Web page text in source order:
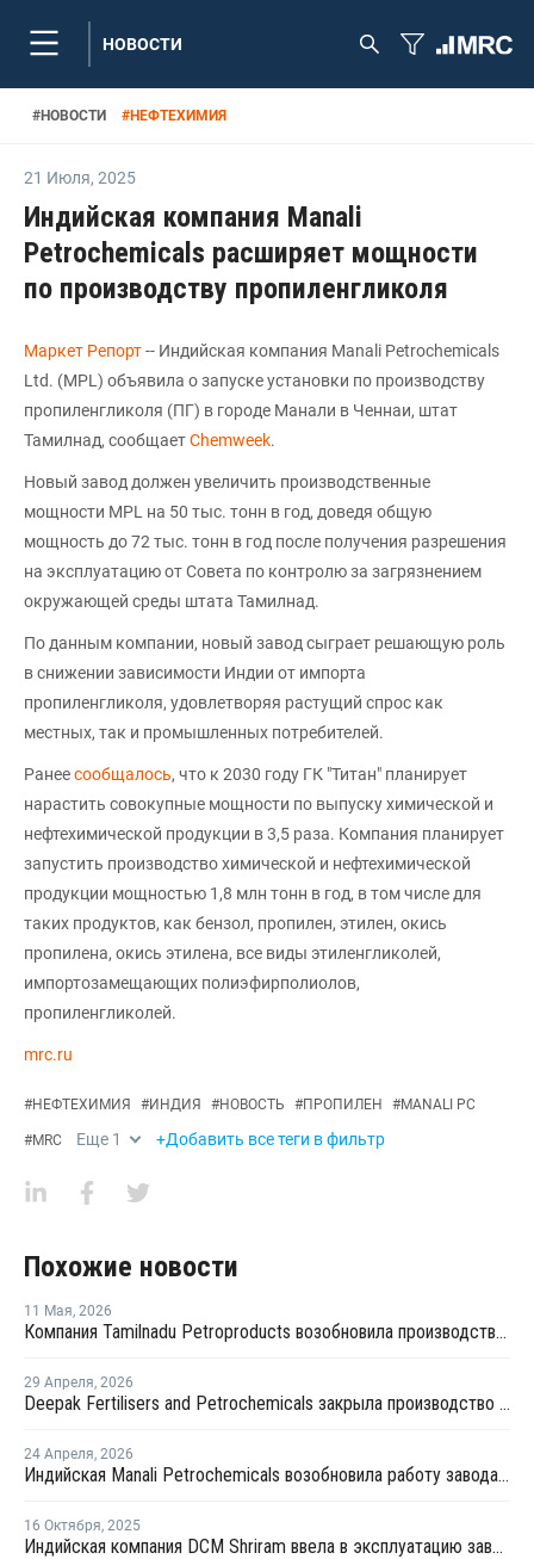
НОВОСТИ
#НОВОСТИ #НЕФТЕХИМИЯ
21 Июля, 2025
Индийская компания Manali
Petrochemicals расширяет мощности
по производству пропиленгликоля
Маркет Репорт-- Индийская компания Manali Petrochemicals
Ltd. (MPL) объявила о запуске установки по производству
пропиленгликоля (ПГ) в городе Манали в Ченнаи, штат
Тамилнад, сообщаетChemweek.
Новый завод должен увеличить производственные
мощности MPL на 50 тыс. тонн в год, доведя общую
мощность до 72 тыс. тонн в год после получения разрешения
на эксплуатацию от Совета по контролю за загрязнением
окружающей среды штата Тамилнад.
По данным компании, новый завод сыграет решающую роль
в снижении зависимости Индии от импорта
пропиленгликоля, удовлетворяя растущий спрос как
местных, так и промышленных потребителей.
Ранеесообщалось, что к 2030 году ГК "Титан" планирует
нарастить совокупные мощности по выпуску химической и
нефтехимической продукции в 3,5 раза. Компания планирует
запустить производство химической и нефтехимической
продукции мощностью 1,8 млн тонн в год, в том числе для
таких продуктов, как бензол, пропилен, этилен, окись
пропилена, окись этилена, все виды этиленгликолей,
импортозамещающих полиэфирполиолов,
пропиленгликолей.
mrc.ru
#НЕФТЕХИМИЯ #ИНДИЯ #НОВОСТЬ #ПРОПИЛЕН #MANALI PC
#MRC Еще 1 +Добавить все теги в фильтр
Похожие новости
11 Мая, 2026
Компания Tamilnadu Petroproducts возобновила производство окиси пропилена
29 Апреля, 2026
Deepak Fertilisers and Petrochemicals закрыла производство изопропилового спирта из-за перебоев в поставках пропилена
24 Апреля, 2026
Индийская Manali Petrochemicals возобновила работу завода №1 после выделения правительством пропилена для фармпромышленности
16 Октября, 2025
Индийская компания DCM Shriram ввела в эксплуатацию завод по производству эпихлоргидрина